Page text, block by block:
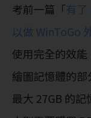
考前一篇「有
以做 WinToGo
使用完全的效
繪圖記憶體的部
最大 27GB 的